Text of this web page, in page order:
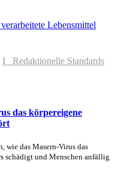
I Redaktionelle Standards
das körpereigene
wie das Masern-Virus das
schädigt und Menschen anfällig